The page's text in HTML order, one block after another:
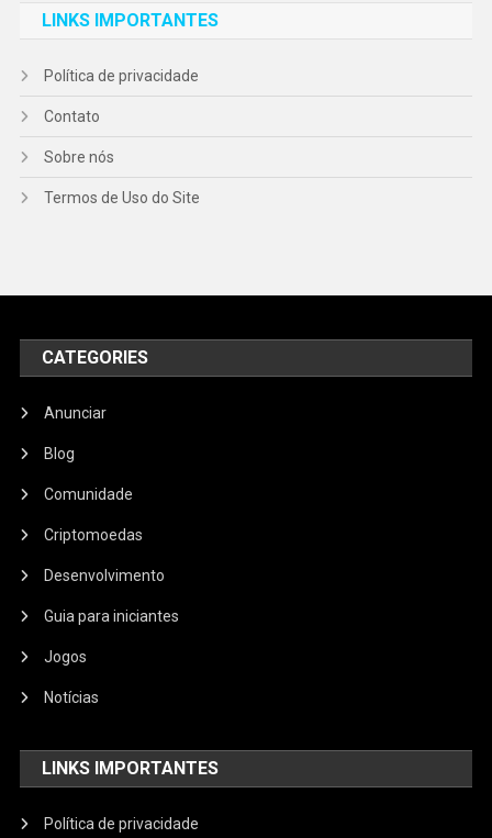
LINKS IMPORTANTES
Política de privacidade
Contato
Sobre nós
Termos de Uso do Site
CATEGORIES
Anunciar
Blog
Comunidade
Criptomoedas
Desenvolvimento
Guia para iniciantes
Jogos
Notícias
LINKS IMPORTANTES
Política de privacidade